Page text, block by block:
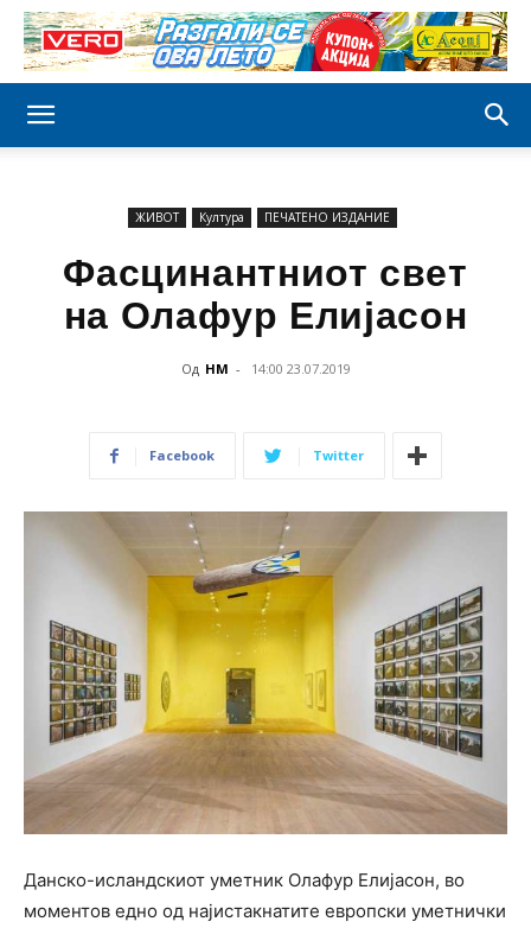
ЖИВОТ Култура ПЕЧАТЕНО ИЗДАНИЕ
Фасцинантниот свет
на Олафур Елијасон
Од НМ - 14:00 23.07.2019
Facebook Twitter
Данско-исландскиот уметник Олафур Елијасон, во
моментов едно од најистакнатите европски уметнички